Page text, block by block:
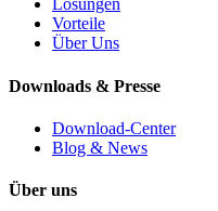
Lösungen
Vorteile
Über Uns
Downloads & Presse
Download-Center
Blog & News
Über uns